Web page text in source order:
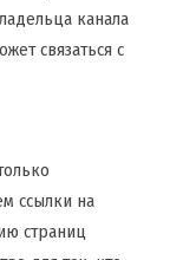
канала
связаться с
ссылки на
страниц